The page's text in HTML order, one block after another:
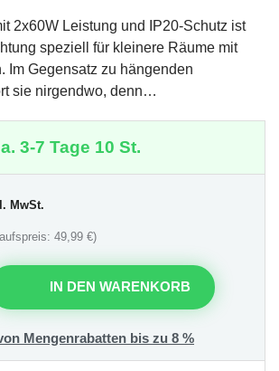
2x60W Leistung und IP20-Schutz ist
speziell für kleinere Räume mit
Im Gegensatz zu hängenden
sie nirgendwo, denn…
3-7 Tage 10 St.
MwSt.
49,99 €)
IN DEN WARENKORB
Mengenrabatten bis zu 8 %